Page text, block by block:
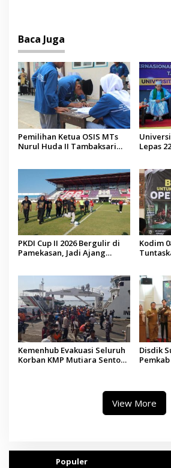
Baca Juga
Pemilihan Ketua OSIS MTs
Nurul Huda II Tambaksari
Lepas
PKDI Cup II 2026 Bergulir di
Pamekasan, Jadi Ajang
Kodim
Kemenhub Evakuasi Seluruh
Korban KMP Mutiara Sentosa
Disdik
View More
Populer